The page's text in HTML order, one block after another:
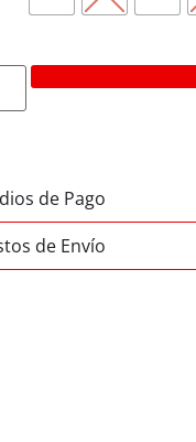
de Pago
de Envío